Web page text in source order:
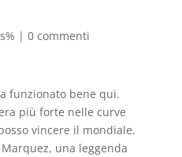
| 0 commenti
funzionato bene qui.
più forte nelle curve
vincere il mondiale.
una leggenda